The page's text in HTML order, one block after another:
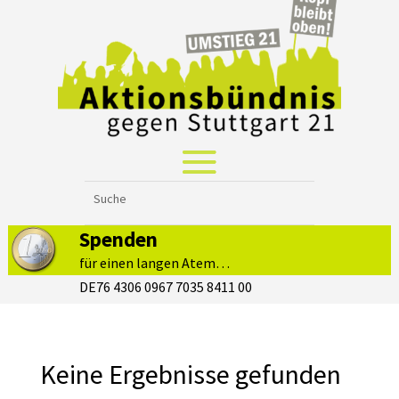
Spenden
für einen langen Atem…
DE76 4306 0967 7035 8411 00
Keine Ergebnisse gefunden